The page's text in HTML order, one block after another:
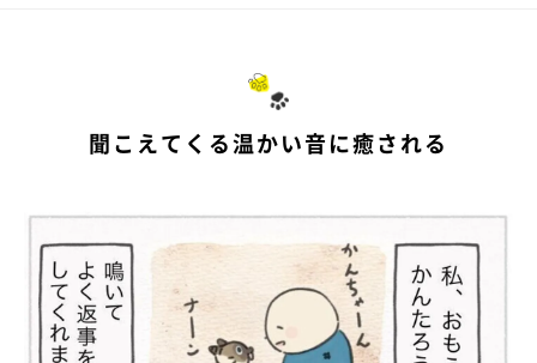
聞こえてくる温かい音に癒される